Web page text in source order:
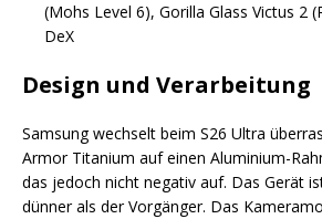
(Mohs Level 6), Gorilla Glass Victus 2
DeX
Design und Verarbeitung
Samsung wechselt beim S26 Ultra
Armor Titanium auf einen Aluminium-
das jedoch nicht negativ auf. Das Gerät
dünner als der Vorgänger. Das